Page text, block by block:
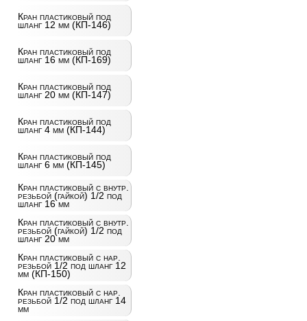
Кран пластиковый под
шланг 12 мм (КП-146)
Кран пластиковый под
шланг 16 мм (КП-169)
Кран пластиковый под
шланг 20 мм (КП-147)
Кран пластиковый под
шланг 4 мм (КП-144)
Кран пластиковый под
шланг 6 мм (КП-145)
Кран пластиковый с внутр.
резьбой (гайкой) 1/2 под
шланг 16 мм
Кран пластиковый с внутр.
резьбой (гайкой) 1/2 под
шланг 20 мм
Кран пластиковый с нар.
резьбой 1/2 под шланг 12
мм (КП-150)
Кран пластиковый с нар.
резьбой 1/2 под шланг 14
мм